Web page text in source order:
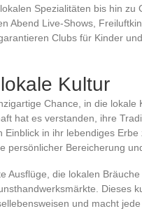
Spezialitäten bis hin zu
Abend Live-Shows,
Clubs für Kinder
Kultur
Chance, in die lokale
hat es verstanden, ihre
in ihr lebendiges
persönlicher Bereicherung
Ausflüge, die lokalen
Dieses
und macht